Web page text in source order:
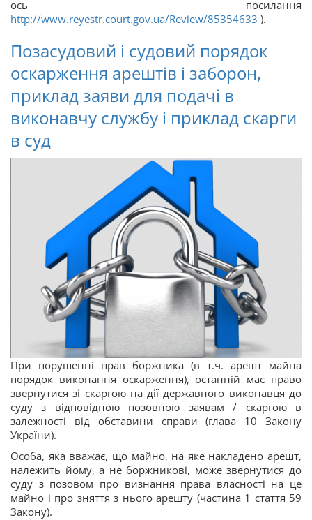
ось посилання
http://www.reyestr.court.gov.ua/Review/85354633 ).
Позасудовий і судовий порядок
оскарження арештів і заборон,
приклад заяви для подачі в
виконавчу службу і приклад скарги
в суд
При порушенні прав боржника (в т.ч. арешт майна
порядок виконання оскарження), останній має право
звернутися зі скаргою на дії державного виконавця до
суду з відповідною позовною заявам / скаргою в
залежності від обставини справи (глава 10 Закону
України).
Особа, яка вважає, що майно, на яке накладено арешт,
належить йому, а не боржникові, може звернутися до
суду з позовом про визнання права власності на це
майно і про зняття з нього арешту (частина 1 стаття 59
Закону).